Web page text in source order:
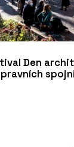
baterie
Den